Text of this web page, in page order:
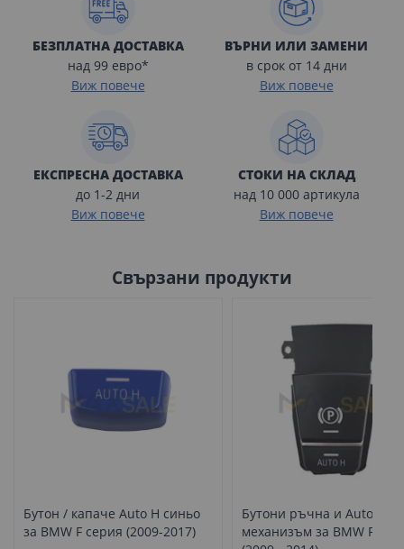
БЕЗПЛАТНА ДОСТАВКА
над 99 евро*
Виж повече
ВЪРНИ ИЛИ ЗАМЕНИ
в срок от 14 дни
Виж повече
ЕКСПРЕСНА ДОСТАВКА
до 1-2 дни
Виж повече
СТОКИ НА СКЛАД
над 10 000 артикула
Виж повече
Свързани продукти
Бутон / капаче Auto H синьо
за BMW F серия (2009-2017)
Бутони ръчна и Auto
механизъм за BMW F